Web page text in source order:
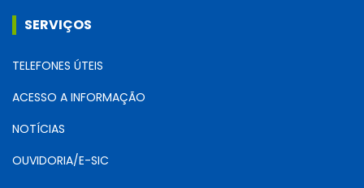
SERVIÇOS
TELEFONES ÚTEIS
ACESSO A INFORMAÇÃO
NOTÍCIAS
OUVIDORIA/E-SIC